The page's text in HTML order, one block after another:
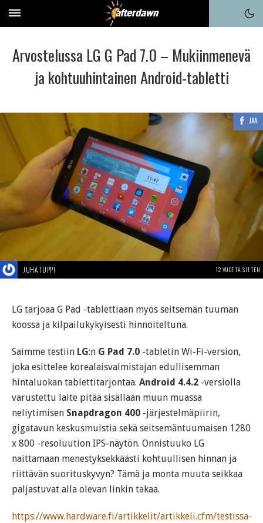
Arvostelussa LG G Pad 7.0 – Mukiinmenevä
ja kohtuuhintainen Android-tabletti
JAA
JUHA TUPPI 12 VUOTTA SITTEN
LG tarjoaa G Pad -tablettiaan myös seitsemän tuuman
koossa ja kilpailukykyisesti hinnoiteltuna.
Saimme testiin LG:n G Pad 7.0 -tabletin Wi-Fi-version,
joka esittelee korealaisvalmistajan edullisemman
hintaluokan tablettitarjontaa. Android 4.4.2 -versiolla
varustettu laite pitää sisällään muun muassa
neliytimisen Snapdragon 400 -järjestelmäpiirin,
gigatavun keskusmuistia sekä seitsemäntuumaisen 1280
x 800 -resoluution IPS-näytön. Onnistuuko LG
naittamaan menestyksekkäästi kohtuullisen hinnan ja
riittävän suorituskyvyn? Tämä ja monta muuta seikkaa
paljastuvat alla olevan linkin takaa.
https://www.hardware.fi/artikkelit/artikkeli.cfm/testissa-